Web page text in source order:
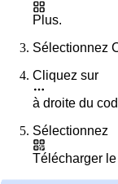
Plus.
Sélectionnez
Cliquez sur
à droite du
Sélectionnez
Télécharger